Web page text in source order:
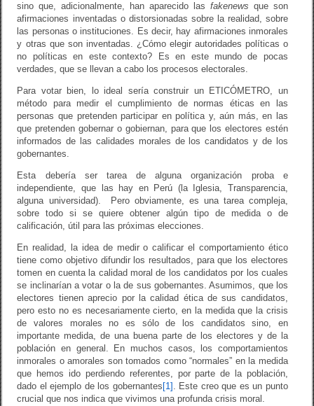
sino que, adicionalmente, han aparecido las fakenews que son
afirmaciones inventadas o distorsionadas sobre la realidad, sobre
las personas o instituciones. Es decir, hay afirmaciones inmorales
y otras que son inventadas. ¿Cómo elegir autoridades políticas o
no políticas en este contexto? Es en este mundo de pocas
verdades, que se llevan a cabo los procesos electorales.
Para votar bien, lo ideal sería construir un ETICÓMETRO, un
método para medir el cumplimiento de normas éticas en las
personas que pretenden participar en política y, aún más, en las
que pretenden gobernar o gobiernan, para que los electores estén
informados de las calidades morales de los candidatos y de los
gobernantes.
Esta debería ser tarea de alguna organización proba e
independiente, que las hay en Perú (la Iglesia, Transparencia,
alguna universidad). Pero obviamente, es una tarea compleja,
sobre todo si se quiere obtener algún tipo de medida o de
calificación, útil para las próximas elecciones.
En realidad, la idea de medir o calificar el comportamiento ético
tiene como objetivo difundir los resultados, para que los electores
tomen en cuenta la calidad moral de los candidatos por los cuales
se inclinarían a votar o la de sus gobernantes. Asumimos, que los
electores tienen aprecio por la calidad ética de sus candidatos,
pero esto no es necesariamente cierto, en la medida que la crisis
de valores morales no es sólo de los candidatos sino, en
importante medida, de una buena parte de los electores y de la
población en general. En muchos casos, los comportamientos
inmorales o amorales son tomados como “normales” en la medida
que hemos ido perdiendo referentes, por parte de la población,
dado el ejemplo de los gobernantes [1] . Este creo que es un punto
crucial que nos indica que vivimos una profunda crisis moral.